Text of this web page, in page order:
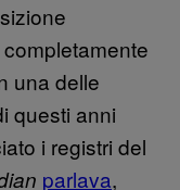
una delle
questi anni
i registri del
parlava,